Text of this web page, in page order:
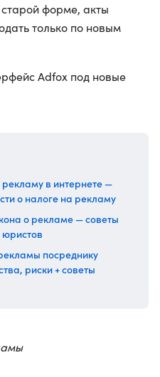
форме, акты
только по новым
Adfox под новые
рекламу в интернете —
о налоге на рекламу
о рекламе — советы
посреднику
риски + советы